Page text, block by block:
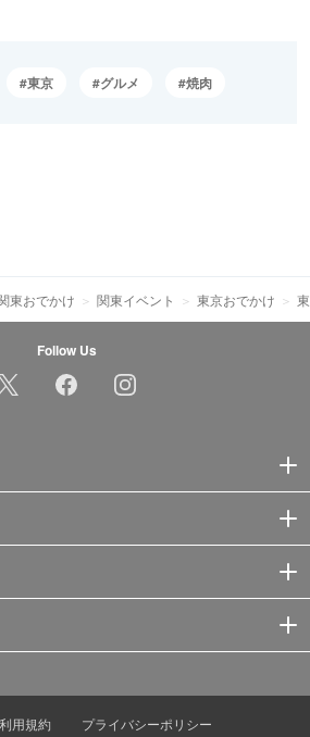
東京 グルメ 焼肉
東おでかけ 関東イベント 東京おでかけ
Follow Us
利用規約 プライバシーポリシー